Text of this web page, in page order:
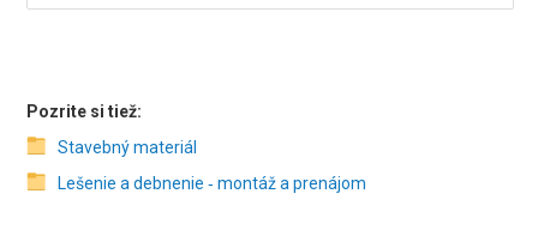
Pozrite si tiež:
Stavebný materiál
Lešenie a debnenie ‑ montáž a prenájom